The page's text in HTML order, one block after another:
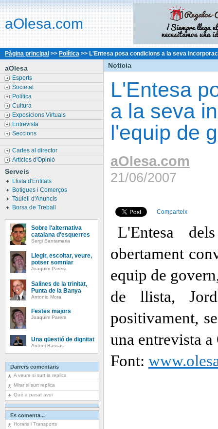
aOlesa.com
Pàgina principal >> Política >> L'Entesa posa condicions a la seva
aOlesa
Esports
Societat
Política
Cultura
Exposicions Virtuals
Entrevista
Seccions
Cartes al director
Articles d'Opinió
Serveis
Llista d'Entitats
Botigues i Comerços
Taulell d'Anuncis
Borsa de Treball
Sobre l'alternativa
catalana d'esquerres
Sergi Santamaria
Llegir, escoltar, veure,
potser somniar
Joaquim Parera
Salines de la trinitat,
Punta de la Banya
Antonio Mora
Festes majors
Joaquim Parera
Una qüestió de dignitat
Antoni Bassas
Darrers comentaris
A veure si surt la replica
Mirar si surt replica
Qué a pasat avui
Es comenta...
Horaris i Transports
Noticia
L'Entesa
a la seva
l'equip de
aOlesa.com
21/06/2007
Comparteix
L'Entesa
obertament
equip de
de llista,
positivament,
una entrevista
Font: